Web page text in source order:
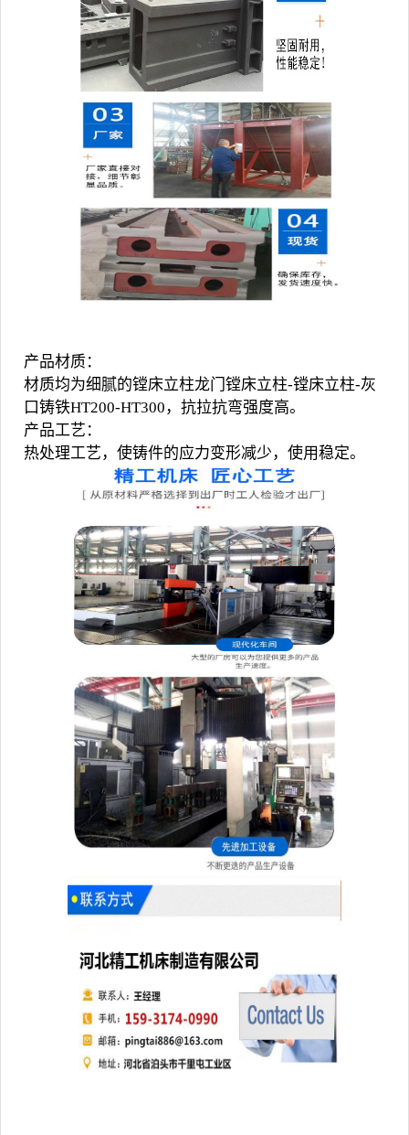
产品材质：
材质均为细腻的镗床立柱龙门镗床立柱-镗床立柱-灰
口铸铁HT200-HT300，抗拉抗弯强度高。
产品工艺：
热处理工艺，使铸件的应力变形减少，使用稳定。